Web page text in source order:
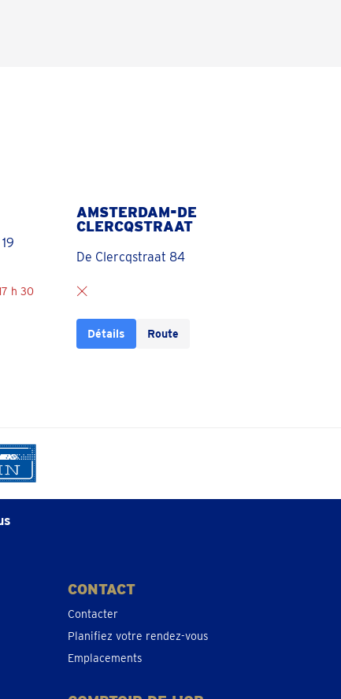
h 30
AMSTERDAM-DE
CLERCQSTRAAT
De Clercqstraat 84
Détails Route
CONTACT
Contacter
Planifiez votre rendez-vous
Emplacements